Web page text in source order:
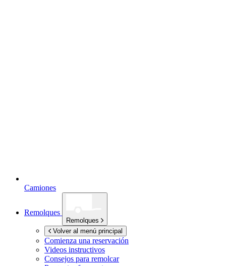
Camiones
Remolques
Remolques
Volver al menú principal
Comienza una reservación
Videos instructivos
Consejos para remolcar